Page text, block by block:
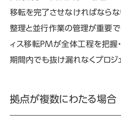
移転を完了させなければなら
整理と並行作業の管理が重要
ィス移転PMが全体工程を把握
期間内でも抜け漏れなくプロジ
拠点が複数にわたる場合